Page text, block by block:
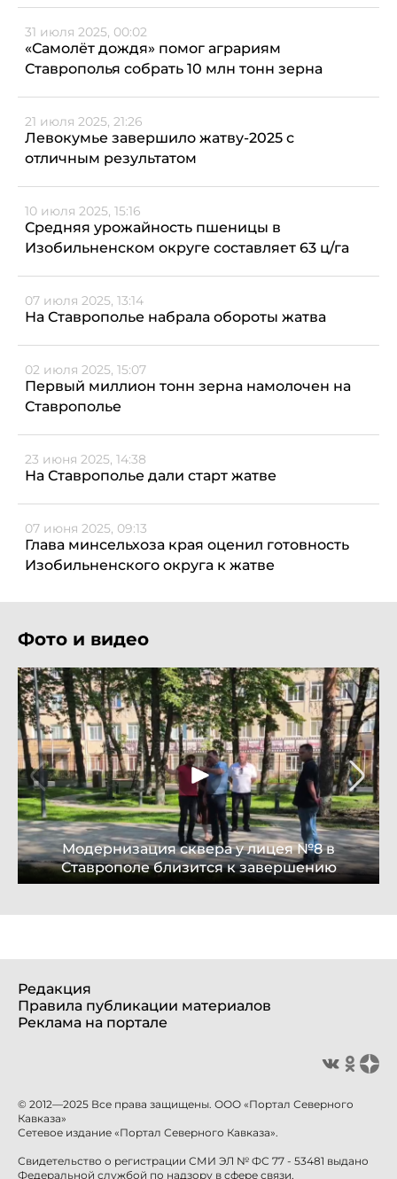
31 июля 2025, 00:02
«Самолёт дождя» помог аграриям
Ставрополья собрать 10 млн тонн зерна
21 июля 2025, 21:26
Левокумье завершило жатву-2025 с
отличным результатом
10 июля 2025, 15:16
Средняя урожайность пшеницы в
Изобильненском округе составляет 63 ц/га
07 июля 2025, 13:14
На Ставрополье набрала обороты жатва
02 июля 2025, 15:07
Первый миллион тонн зерна намолочен на
Ставрополье
23 июня 2025, 14:38
На Ставрополье дали старт жатве
07 июня 2025, 09:13
Глава минсельхоза края оценил готовность
Изобильненского округа к жатве
Фото и видео
Модернизация сквера у лицея №8 в
Ставрополе близится к завершению
Редакция
Правила публикации материалов
Реклама на портале
© 2012—2025 Все права защищены. ООО «Портал Северного
Кавказа»
Сетевое издание «Портал Северного Кавказа».
Свидетельство о регистрации СМИ ЭЛ № ФС 77 - 53481 выдано
Федеральной службой по надзору в сфере связи,